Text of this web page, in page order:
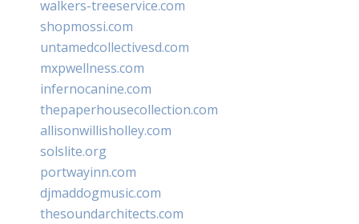
walkers-treeservice.com
shopmossi.com
untamedcollectivesd.com
mxpwellness.com
infernocanine.com
thepaperhousecollection.com
allisonwillisholley.com
solslite.org
portwayinn.com
djmaddogmusic.com
thesoundarchitects.com